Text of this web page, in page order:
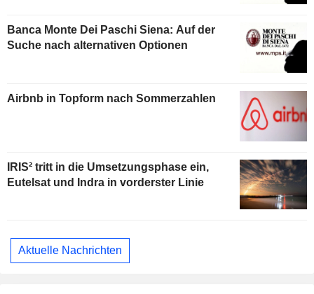
Banca Monte Dei Paschi Siena: Auf der
Suche nach alternativen Optionen
Airbnb in Topform nach Sommerzahlen
IRIS² tritt in die Umsetzungsphase ein,
Eutelsat und Indra in vorderster Linie
Aktuelle Nachrichten